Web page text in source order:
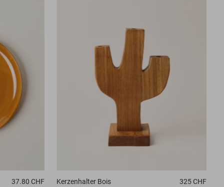
37.80 CHF Kerzenhalter Bois 325 CHF